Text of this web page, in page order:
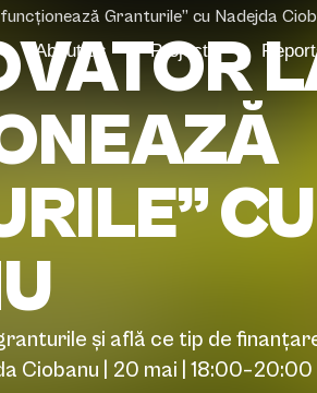
About us Projects
Granturile” cu Nadejda
și află ce tip de
Ciobanu | 20 mai | 18:00–20:00